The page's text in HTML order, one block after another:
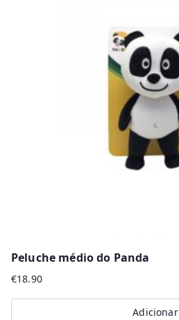
Peluche médio do Panda
€18.90
Adicionar